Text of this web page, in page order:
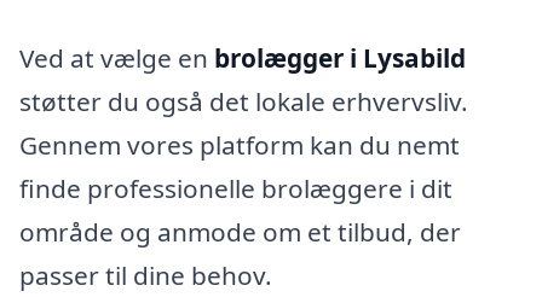
Ved at vælge en brolægger i Lysabild
støtter du også det lokale erhvervsliv.
Gennem vores platform kan du nemt
finde professionelle brolæggere i dit
område og anmode om et tilbud, der
passer til dine behov.